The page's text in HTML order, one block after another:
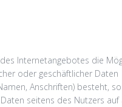
Internetangebotes die
oder geschäftlicher Daten
Anschriften) besteht,
seitens des Nutzers auf